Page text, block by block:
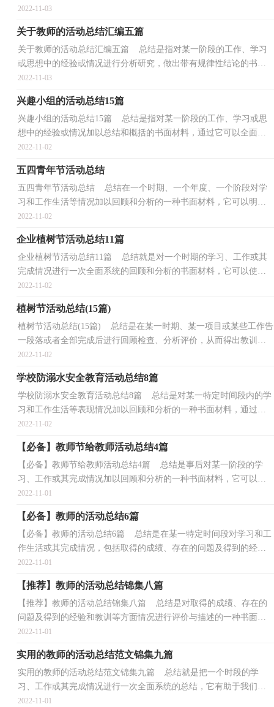
思想，发扬成绩，因此我们要做好归纳，写好总结。那么...
2022-11-03
关于教师的活动总结汇编五篇
关于教师的活动总结汇编五篇 总结是指对某一阶段的工作、学习
或思想中的经验或情况进行分析研究，做出带有规律性结论的书面
材料，它可以有效锻炼我们的语言组织能力，因此，让我...
2022-11-03
兴趣小组的活动总结15篇
兴趣小组的活动总结15篇 总结是指对某一阶段的工作、学习或思
想中的经验或情况加以总结和概括的书面材料，通过它可以全面
地、系统地了解以往的学习和工作情况，快快来写一份...
2022-11-02
五四青年节活动总结
五四青年节活动总结 总结在一个时期、一个年度、一个阶段对学
习和工作生活等情况加以回顾和分析的一种书面材料，它可以明确
下一步的工作方向，少走弯路，少犯错误，提高工作效益...
2022-11-02
企业植树节活动总结11篇
企业植树节活动总结11篇 总结就是对一个时期的学习、工作或其
完成情况进行一次全面系统的回顾和分析的书面材料，它可以使我
们更有效率，不妨让我们认真地完成总结吧。我们该...
2022-11-02
植树节活动总结(15篇)
植树节活动总结(15篇) 总结是在某一时期、某一项目或某些工作告
一段落或者全部完成后进行回顾检查、分析评价，从而得出教训和
一些规律性认识的一种书面材料，它能够使头脑更...
2022-11-02
学校防溺水安全教育活动总结8篇
学校防溺水安全教育活动总结8篇 总结是对某一特定时间段内的学
习和工作生活等表现情况加以回顾和分析的一种书面材料，通过它
可以全面地、系统地了解以往的学习和工作情况，...
2022-11-02
【必备】教师节给教师活动总结4篇
【必备】教师节给教师活动总结4篇 总结是事后对某一阶段的学
习、工作或其完成情况加以回顾和分析的一种书面材料，它可以帮
助我们有寻找学习和工作中的规律，不妨让我们认真...
2022-11-01
【必备】教师的活动总结6篇
【必备】教师的活动总结6篇 总结是在某一特定时间段对学习和工
作生活或其完成情况，包括取得的成绩、存在的问题及得到的经验
和教训加以回顾和分析的书面材料，通过它可以全...
2022-11-01
【推荐】教师的活动总结锦集八篇
【推荐】教师的活动总结锦集八篇 总结是对取得的成绩、存在的
问题及得到的经验和教训等方面情况进行评价与描述的一种书面材
料，它在我们的学习、工作中起到呈上启下的作用...
2022-11-01
实用的教师的活动总结范文锦集九篇
实用的教师的活动总结范文锦集九篇 总结就是把一个时段的学
习、工作或其完成情况进行一次全面系统的总结，它有助于我们寻
找工作和事物发展的规律，从而掌握并运用这些规律，让...
2022-11-01